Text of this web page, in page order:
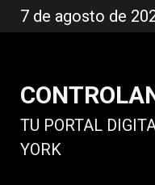
al
7 de agosto de
TU PORTAL
YORK